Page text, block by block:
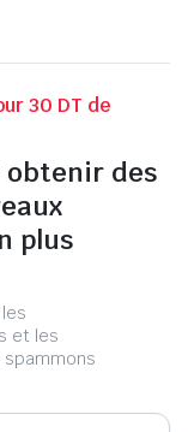
30 DT de
obtenir des
plus
et les
spammons